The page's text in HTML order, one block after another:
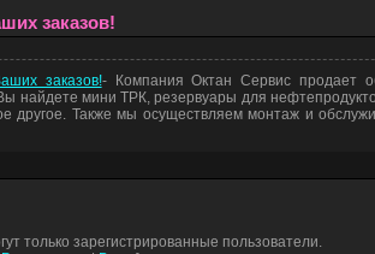
заказов!
заказов!- Компания Октан Сервис продает
найдете мини ТРК, резервуары для
Также мы осуществляем монтаж и
только зарегистрированные пользователи.